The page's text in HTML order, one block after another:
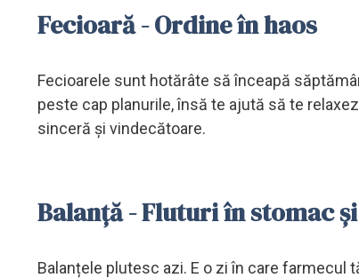
Fecioară - Ordine în haos
Fecioarele sunt hotărâte să înceapă
peste cap planurile, însă te ajută să te
sinceră și vindecătoare.
Balanță - Fluturi în stomac
Balanțele plutesc azi. E o zi în care farmecul